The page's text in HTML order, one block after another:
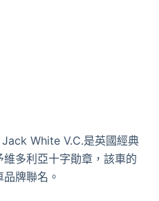
White V.C.是英國經典
多利亞十字勛章，該車的
牌聯名。